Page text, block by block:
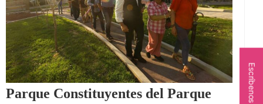
Parque Constituyentes del Parque
Escríbenos